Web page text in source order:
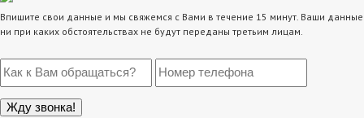
Впишите свои данные и мы свяжемся с Вами в течение 15 минут. Ваши данные
ни при каких обстоятельствах не будут переданы третьим лицам.